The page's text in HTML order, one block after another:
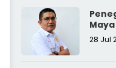
Maya
28 Jul